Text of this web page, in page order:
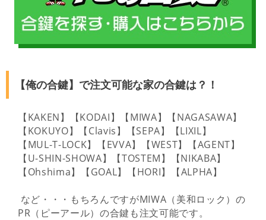
【俺の合鍵】で注文可能な家の合鍵は？！
【KAKEN】【KODAI】【MIWA】【NAGASAWA】
【KOKUYO】【Clavis】【SEPA】【LIXIL】
【MUL-T-LOCK】【EVVA】【WEST】【AGENT】
【U-SHIN-SHOWA】【TOSTEM】【NIKABA】
【Ohshima】【GOAL】【HORI】【ALPHA】
など・・・もちろんですがMIWA（美和ロック）の
PR（ピーアール）の合鍵も注文可能です。